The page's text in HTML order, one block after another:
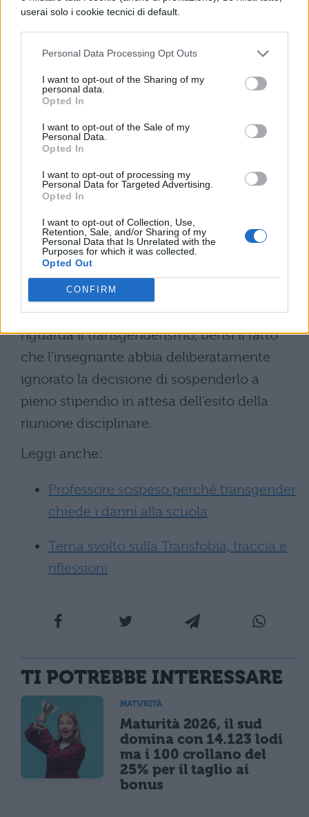
userai solo i cookie tecnici di default.
Personal Data Processing Opt Outs
I want to opt-out of the Sharing of my
personal data.
Opted In
I want to opt-out of the Sale of my
Personal Data.
Opted In
I want to opt-out of processing my
Personal Data for Targeted Advertising.
Opted In
I want to opt-out of Collection, Use,
Retention, Sale, and/or Sharing of my
Personal Data that Is Unrelated with the
Purposes for which it was collected.
Opted Out
CONFIRM
stava “privando” delle sue convinzioni
“Non posso lasciarmi coinvolgere da
questo, è manifestamente sbagliato,
secondo le mie convinzioni religiose e le
scritture”
Ha infatti dichiarato l’uomo.
A tale posizione, la scuola non ha avuto
altra scelta che perseguire un’azione legale.
Ma, come ha dichiarato in proposito la
signora Mallon, avvocato del consiglio di
amministrazione della scuola, il caso non
riguarda il transgenderismo, bensì il fatto
che l’insegnante abbia deliberatamente
ignorato la decisione di sospenderlo a
pieno stipendio in attesa dell’esito della
riunione disciplinare.
Leggi anche:
Professore sospeso perché transgender
chiede i danni alla scuola
Tema svolto sulla Transfobia, traccia e
riflessioni
TI POTREBBE INTERESSARE
MATURITÀ
Maturità 2026, il sud
domina con 14.123 lodi
ma i 100 crollano del
25% per il taglio ai
bonus